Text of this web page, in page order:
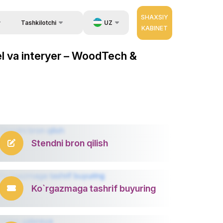
berish.
Tashkilotchi
Aloqa
UZ
RU
SHAXSIY
KABINET
va interyer – WoodTech &
Stendni bron qilish
Ko`rgazmaga tashrif buyuring